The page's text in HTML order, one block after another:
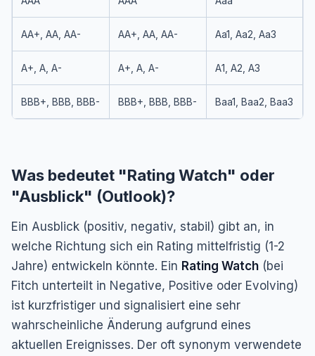
AA+, AA, AA- AA+, AA, AA- Aa1, Aa2, Aa3
A+, A, A- A+, A, A- A1, A2, A3
BBB+, BBB, BBB- BBB+, BBB, BBB- Baa1, Baa2, Baa3
Was bedeutet "Rating Watch" oder
"Ausblick" (Outlook)?
Ein Ausblick (positiv, negativ, stabil) gibt an, in
welche Richtung sich ein Rating mittelfristig (1-2
Jahre) entwickeln könnte. Ein Rating Watch (bei
Fitch unterteilt in Negative, Positive oder Evolving)
ist kurzfristiger und signalisiert eine sehr
wahrscheinliche Änderung aufgrund eines
aktuellen Ereignisses. Der oft synonym verwendete